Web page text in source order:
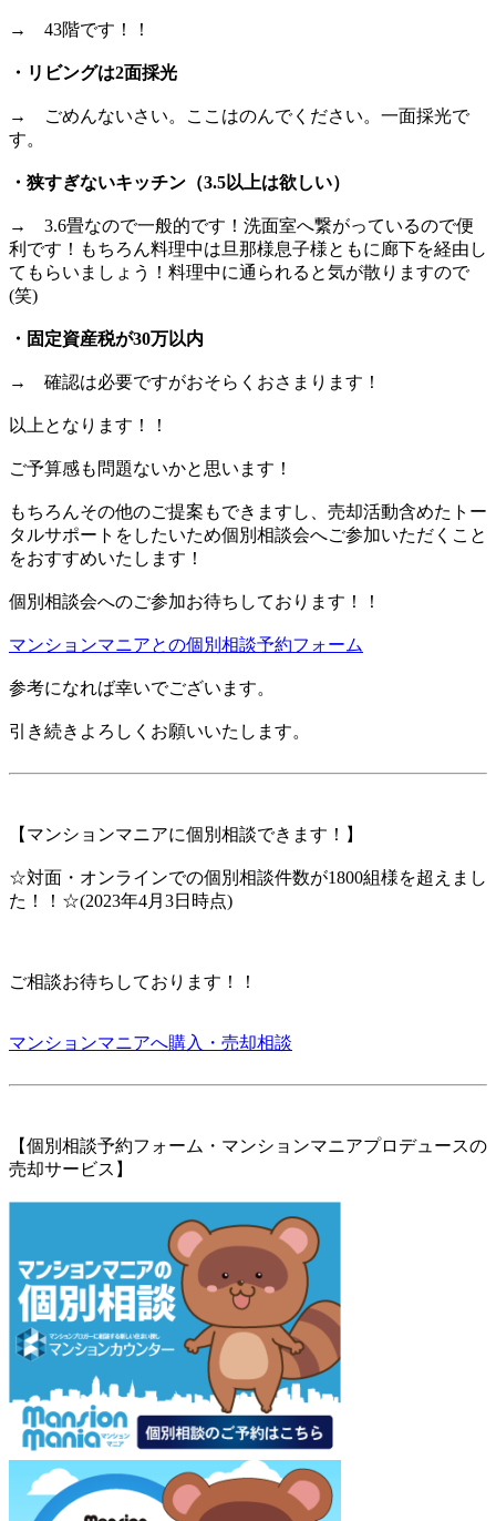
→ 43階です！！
・リビングは2面採光
→ ごめんないさい。ここはのんでください。一面採光で
す。
・狭すぎないキッチン（3.5以上は欲しい）
→ 3.6畳なので一般的です！洗面室へ繋がっているので便
利です！もちろん料理中は旦那様息子様ともに廊下を経由し
てもらいましょう！料理中に通られると気が散りますので
(笑)
・固定資産税が30万以内
→ 確認は必要ですがおそらくおさまります！
以上となります！！
ご予算感も問題ないかと思います！
もちろんその他のご提案もできますし、売却活動含めたトー
タルサポートをしたいため個別相談会へご参加いただくこと
をおすすめいたします！
個別相談会へのご参加お待ちしております！！
マンションマニアとの個別相談予約フォーム
参考になれば幸いでございます。
引き続きよろしくお願いいたします。
【マンションマニアに個別相談できます！】
☆対面・オンラインでの個別相談件数が1800組様を超えまし
た！！☆(2023年4月3日時点)
ご相談お待ちしております！！
マンションマニアへ購入・売却相談
【個別相談予約フォーム・マンションマニアプロデュースの
売却サービス】